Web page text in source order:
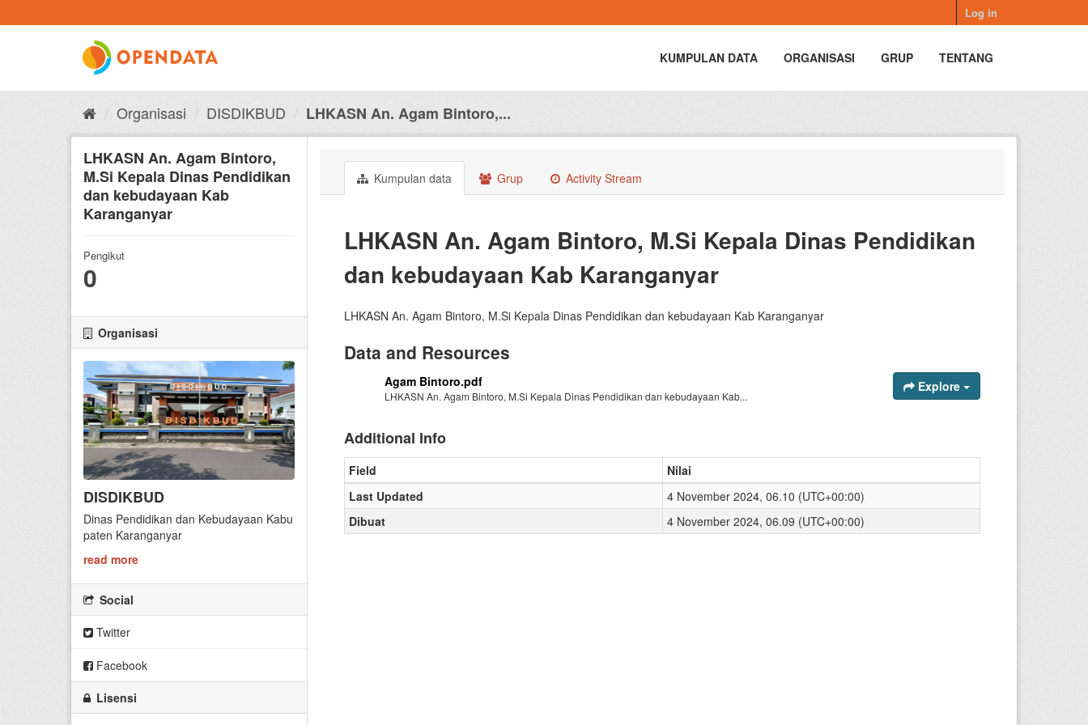
to
Log in
KUMPULAN DATA ORGANISASI GRUP TENTANG
Organisasi DISDIKBUD LHKASN An. Agam Bintoro,...
LHKASN An. Agam Bintoro,
M.Si Kepala Dinas Pendidikan
dan kebudayaan Kab
Karanganyar
Pengikut
0
Organisasi
DISDIKBUD
Dinas Pendidikan dan Kebudayaan Kabu
paten Karanganyar
read more
Social
Twitter
Facebook
Lisensi
Kumpulan data Grup Activity Stream
LHKASN An. Agam Bintoro, M.Si Kepala Dinas Pendidikan
dan kebudayaan Kab Karanganyar
LHKASN An. Agam Bintoro, M.Si Kepala Dinas Pendidikan dan kebudayaan Kab Karanganyar
Data and Resources
Agam Bintoro.pdf
LHKASN An. Agam Bintoro, M.Si Kepala Dinas Pendidikan dan kebudayaan Kab...
Explore
Additional Info
Field
Nilai
Last Updated
4 November 2024, 06.10 (UTC+00:00)
Dibuat
4 November 2024, 06.09 (UTC+00:00)